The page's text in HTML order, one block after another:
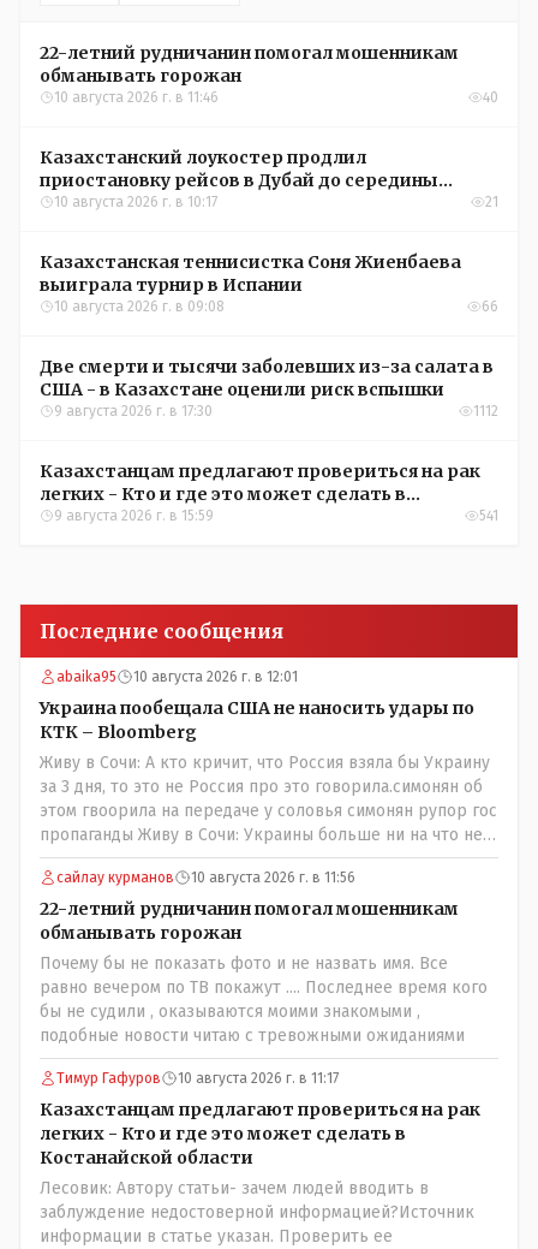
22-летний рудничанин помогал мошенникам
обманывать горожан
10 августа 2026 г. в 11:46 40
Казахстанский лоукостер продлил
приостановку рейсов в Дубай до середины
сентября
10 августа 2026 г. в 10:17 21
Казахстанская теннисистка Соня Жиенбаева
выиграла турнир в Испании
10 августа 2026 г. в 09:08 66
Две смерти и тысячи заболевших из-за салата в
США - в Казахстане оценили риск вспышки
9 августа 2026 г. в 17:30 1112
Казахстанцам предлагают провериться на рак
легких - Кто и где это может сделать в
Костанайской области
9 августа 2026 г. в 15:59 541
Последние сообщения
abaika95 10 августа 2026 г. в 12:01
Украина пообещала США не наносить удары по
КТК – Bloomberg
Живу в Сочи: А кто кричит, что Россия взяла бы Украину
за 3 дня, то это не Россия про это говорила.симонян об
этом гвоорила на передаче у соловья симонян рупор гос
пропаганды Живу в Сочи: Украины больше ни на что не
хватает, кроме как бить беспилотниками,а зачем что-то
выдумывать если это средство действенно? россия вон
орешникам по какимто сараям и гаражам бьет тратя
млрды (точнее скрывая что тратит сама разворовывает)
украина копеешными дронами которыми дети могут
управлять устраивает сафари на штурмовиков вс рф от
чего очень жутко дроны китацы за копееки соберут
хоть миллион а где мужиков взять в русских селениях
сайлау курманов 10 августа 2026 г. в 11:56
22-летний рудничанин помогал мошенникам
обманывать горожан
Почему бы не показать фото и не назвать имя. Все
равно вечером по ТВ покажут .... Последнее время кого
бы не судили , оказываются моими знакомыми ,
подобные новости читаю с тревожными ожиданиями
Тимур Гафуров 10 августа 2026 г. в 11:17
Казахстанцам предлагают провериться на рак
легких - Кто и где это может сделать в
Костанайской области
Лесовик: Автору статьи- зачем людей вводить в
заблуждение недостоверной информацией?Источник
информации в статье указан. Проверить ее